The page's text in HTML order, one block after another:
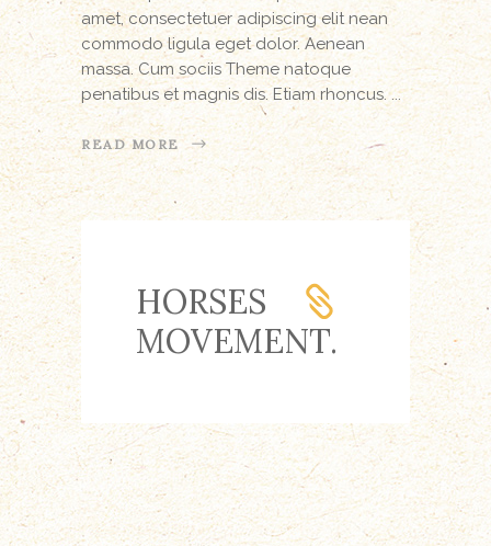
amet, consectetuer adipiscing elit nean
commodo ligula eget dolor. Aenean
massa. Cum sociis Theme natoque
penatibus et magnis dis. Etiam rhoncus.
READ MORE
HORSES
MOVEMENT.